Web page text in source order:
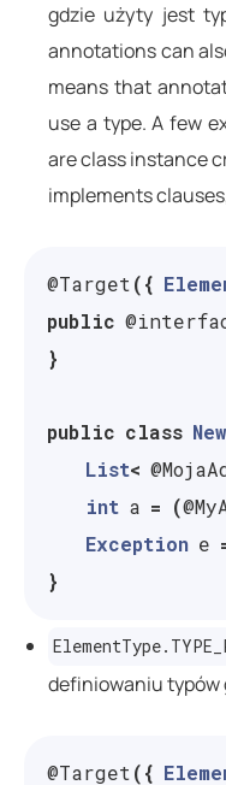
gdzie użyty jest
annotations can
means that
use a type. A few
are class instance
implements
@Target ({
public
}
public class
List<
int a = (
Exception e
}
definiowaniu typów
@Target ({